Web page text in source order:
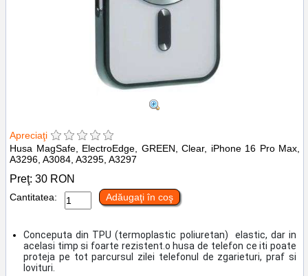
Apreciaţi
Husa MagSafe, ElectroEdge, GREEN, Clear, iPhone 16 Pro Max,
A3296, A3084, A3295, A3297
Preţ: 30 RON
Cantitatea: Adăugaţi în coş
Conceputa din TPU (termoplastic poliuretan) elastic, dar in
acelasi timp si foarte rezistent.o husa de telefon ce iti poate
proteja pe tot parcursul zilei telefonul de zgarieturi, praf si
lovituri.